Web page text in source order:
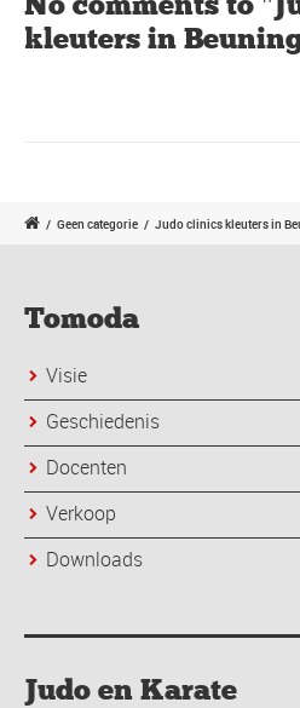
kleuters in
/ Geen categorie / Judo clinics kleuters in
Tomoda
Visie
Geschiedenis
Docenten
Verkoop
Downloads
Judo en Karate